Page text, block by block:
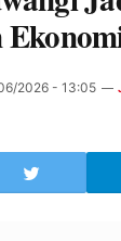
2026 - 13:05